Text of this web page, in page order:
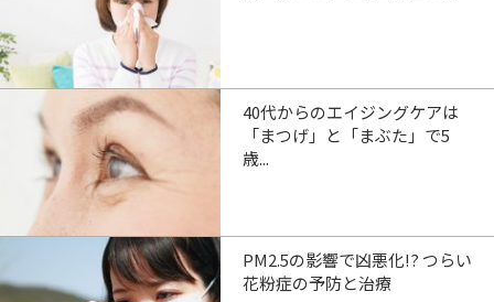
40代からのエイジングケアは
「まつげ」と「まぶた」で5
歳...
PM2.5の影響で凶悪化!? つらい
花粉症の予防と治療